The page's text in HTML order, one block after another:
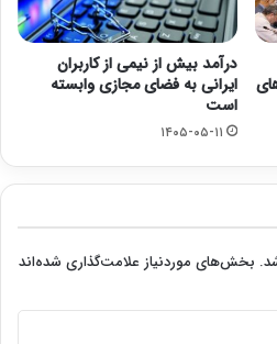
درآمد بیش از نیمی از کاربران
ایرانی به فضای مجازی وابسته
است
۱۴۰۵-۰۵-۱۱
بخش‌های موردنیاز علامت‌گذاری شده‌اند